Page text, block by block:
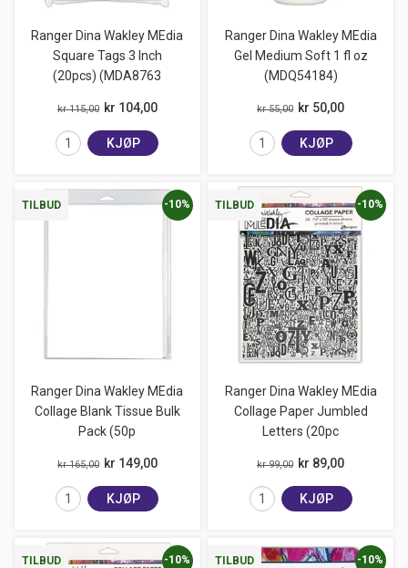
Ranger Dina Wakley MEdia
Square Tags 3 Inch
(20pcs) (MDA8763
kr 115,00 kr 104,00
KJØP
Ranger Dina Wakley MEdia
Gel Medium Soft 1 fl oz
(MDQ54184)
kr 55,00 kr 50,00
KJØP
TILBUD
Ranger Dina Wakley MEdia
Collage Blank Tissue Bulk
Pack (50p
-10%
kr 165,00 kr 149,00
KJØP
TILBUD
Ranger Dina Wakley MEdia
Collage Paper Jumbled
Letters (20pc
-10%
kr 99,00 kr 89,00
KJØP
TILBUD -10% TILBUD -10%